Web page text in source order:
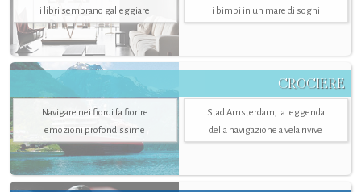
i libri sembrano galleggiare
i bimbi in un mare di sogni
CROCIERE
Navigare nei fiordi fa fiorire
emozioni profondissime
Stad Amsterdam, la leggenda
della navigazione a vela rivive